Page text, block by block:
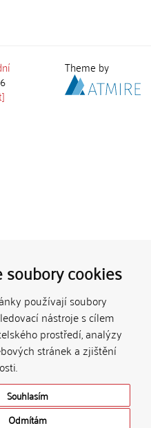
soubory cookies
používají soubory
nástroje s cílem
prostředí, analýzy
stránek a zjištění
Souhlasím
Odmítám
Theme by